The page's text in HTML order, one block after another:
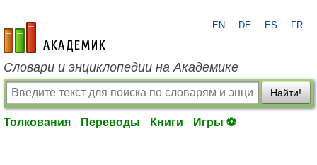
academic.ru
EN DE ES FR
Словари и энциклопедии на Академике
Найти!
Толкования Переводы Книги Игры ⚽